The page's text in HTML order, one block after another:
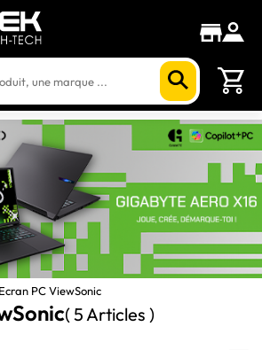
Ecran PC ViewSonic
( 5 Articles )